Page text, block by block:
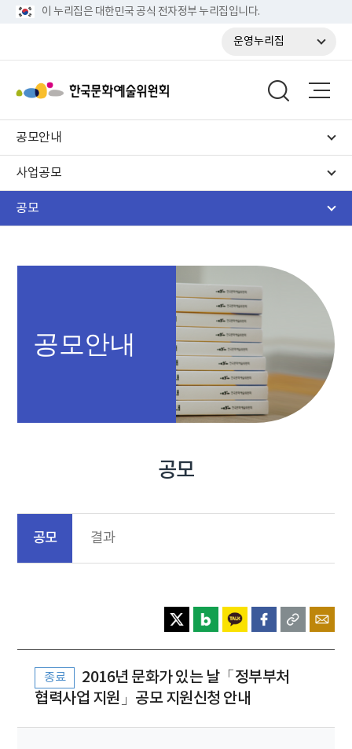
이 누리집은 대한민국 공식 전자정부 누리집입니다.
운영누리집
공모안내
사업공모
공모
공모안내
공모
공모 결과
종료
2016년 문화가 있는 날「정부부처
협력사업 지원」공모 지원신청 안내